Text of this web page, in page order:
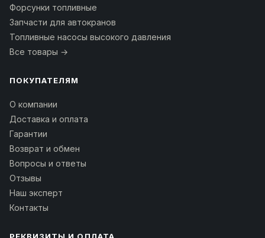
Форсунки топливные
Запчасти для автокранов
Топливные насосы высокого давления
Все товары →
ПОКУПАТЕЛЯМ
О компании
Доставка и оплата
Гарантии
Возврат и обмен
Вопросы и ответы
Отзывы
Наш эксперт
Контакты